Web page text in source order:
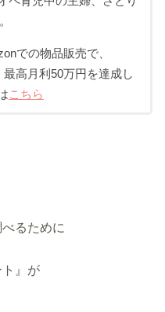
での物品販売で、
高月利50万円を達成し
こちら
るために
』が